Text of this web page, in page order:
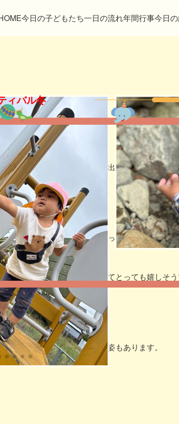
今日の子どもたち一日の流れ年間行事今日
ィバル冬
したが、無事に終えることが出来ました。
よ。
をしたり、お友達と話し合って振り付けを考え
は保護者の方に見てもらえてとっても嬉しそう
アピールする未満児さんの姿もあります。